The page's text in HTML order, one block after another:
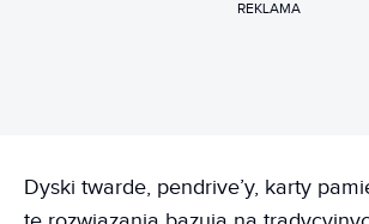
REKLAMA
Dyski twarde, pendrive’y, karty